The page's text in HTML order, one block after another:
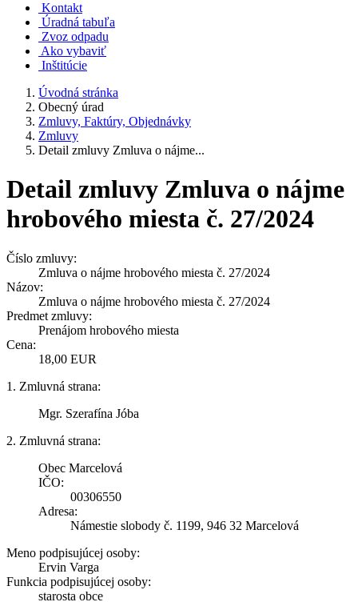
Kontakt
Úradná tabuľa
Zvoz odpadu
Ako vybaviť
Inštitúcie
Úvodná stránka
Obecný úrad
Zmluvy, Faktúry, Objednávky
Zmluvy
Detail zmluvy Zmluva o nájme...
Detail zmluvy Zmluva o nájme
hrobového miesta č. 27/2024
Číslo zmluvy:
Zmluva o nájme hrobového miesta č. 27/2024
Názov:
Zmluva o nájme hrobového miesta č. 27/2024
Predmet zmluvy:
Prenájom hrobového miesta
Cena:
18,00 EUR
1. Zmluvná strana:
Mgr. Szerafína Jóba
2. Zmluvná strana:
Obec Marcelová
IČO:
00306550
Adresa:
Námestie slobody č. 1199, 946 32 Marcelová
Meno podpisujúcej osoby:
Ervin Varga
Funkcia podpisujúcej osoby:
starosta obce